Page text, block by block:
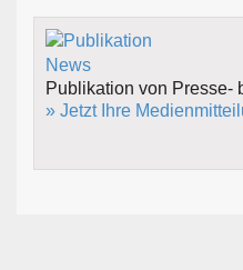
Publikation von Presse-
» Jetzt Ihre